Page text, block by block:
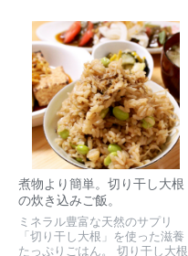
煮物より簡単。切り干し大根
の炊き込みご飯。
ミネラル豊富な天然のサプリ
「切り干し大根」を使った滋養
たっぷりごはん。 切り干し大根